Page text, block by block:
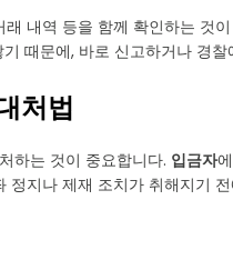
내역 등을 함께 확인하는 것
때문에, 바로 신고하거나 경
처법
하는 것이 중요합니다. 입금자
지나 제재 조치가 취해지기